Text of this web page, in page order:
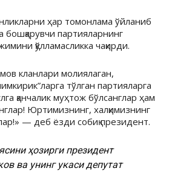
ҳар томонлама ўйланиб
бошқарувчи партияларнинг
қўлламасликка чақирди.
кланлари молиялаган,
тўлган партияларга
қанчалик муҳтож бўлсанглар ҳам
Юртимизнинг, халқимизнинг
— деб ёзди собиқ президент.
ҳозирги президент
ва унинг укаси депутат